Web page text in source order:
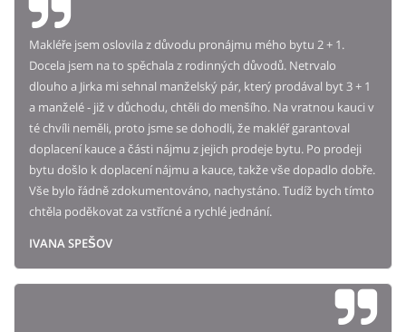
Makléře jsem oslovila z důvodu pronájmu mého bytu 2 + 1.
Docela jsem na to spěchala z rodinných důvodů. Netrvalo
dlouho a Jirka mi sehnal manželský pár, který prodával byt 3 + 1
a manželé - již v důchodu, chtěli do menšího. Na vratnou kauci v
té chvíli neměli, proto jsme se dohodli, že makléř garantoval
doplacení kauce a části nájmu z jejich prodeje bytu. Po prodeji
bytu došlo k doplacení nájmu a kauce, takže vše dopadlo dobře.
Vše bylo řádně zdokumentováno, nachystáno. Tudíž bych tímto
chtěla poděkovat za vstřícné a rychlé jednání.
IVANA SPEŠOV